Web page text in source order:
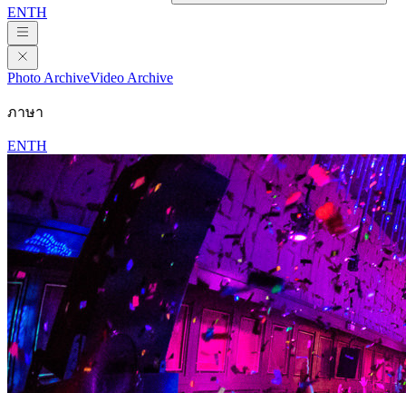
ENTH
Photo ArchiveVideo Archive
ภาษา
ENTH